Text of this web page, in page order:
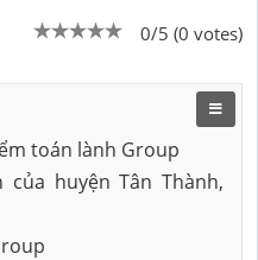
0/5 (0 votes)
toán lành Group
huyện Tân Thành,